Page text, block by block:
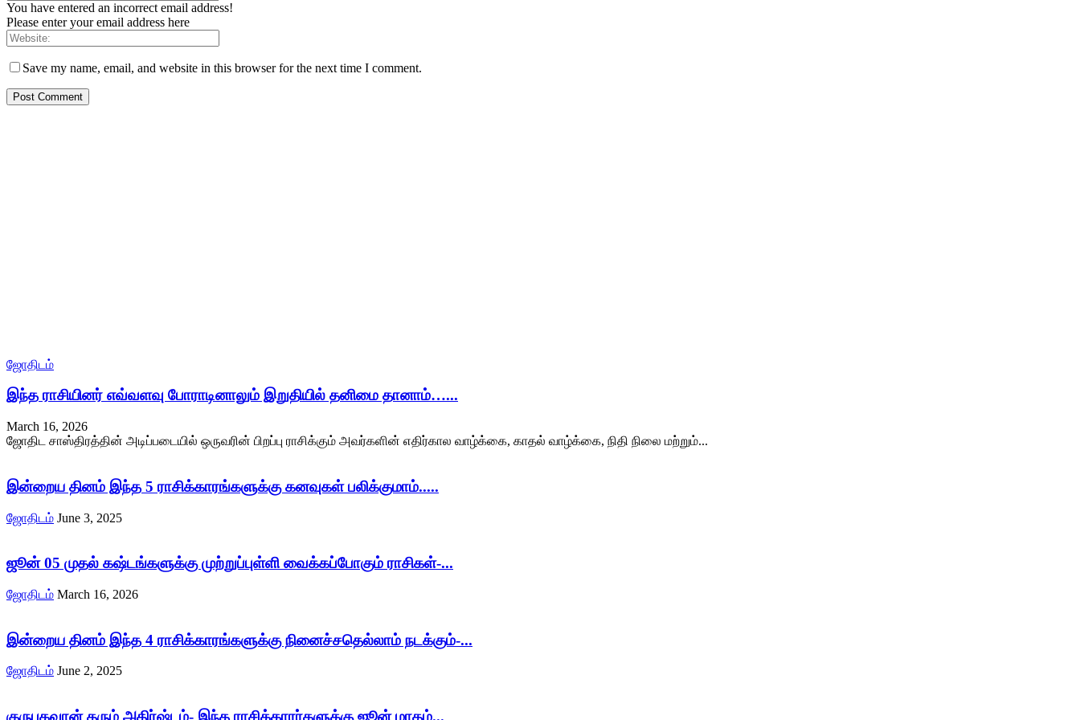
You have entered an incorrect email address!
Please enter your email address here
Save my name, email, and website in this browser for the next time I comment.
ஜோதிடம்
இந்த ராசியினர் எவ்வளவு போராடினாலும் இறுதியில் தனிமை தானாம்…...
March 16, 2026
ஜோதிட சாஸ்திரத்தின் அடிப்படையில் ஒருவரின் பிறப்பு ராசிக்கும் அவர்களின் எதிர்கால வாழ்க்கை, காதல் வாழ்க்கை, நிதி நிலை மற்றும்...
இன்றைய தினம் இந்த 5 ராசிக்காரங்களுக்கு கனவுகள் பலிக்குமாம்.....
ஜோதிடம் June 3, 2025
ஜூன் 05 முதல் கஷ்டங்களுக்கு முற்றுப்புள்ளி வைக்கப்போகும் ராசிகள்-...
ஜோதிடம் March 16, 2026
இன்றைய தினம் இந்த 4 ராசிக்காரங்களுக்கு நினைச்சதெல்லாம் நடக்கும்-...
ஜோதிடம் June 2, 2025
குருபகவான் தரும் அதிர்ஷ்டம்- இந்த ராசிக்காரர்களுக்கு ஜூன் மாதம்...